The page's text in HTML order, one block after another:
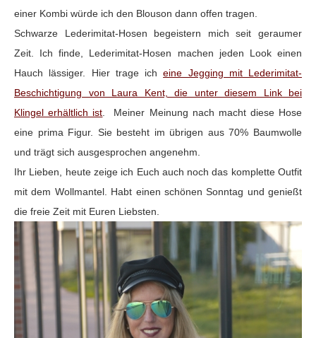
einer Kombi würde ich den Blouson dann offen tragen.
Schwarze Lederimitat-Hosen begeistern mich seit geraumer
Zeit. Ich finde, Lederimitat-Hosen machen jeden Look einen
Hauch lässiger. Hier trage icheine Jegging mit Lederimitat-
Beschichtigung von Laura Kent, die unter diesem Link bei
Klingel erhältlich ist . Meiner Meinung nach macht diese Hose
eine prima Figur. Sie besteht im übrigen aus 70% Baumwolle
und trägt sich ausgesprochen angenehm.
Ihr Lieben, heute zeige ich Euch auch noch das komplette Outfit
mit dem Wollmantel. Habt einen schönen Sonntag und genießt
die freie Zeit mit Euren Liebsten.